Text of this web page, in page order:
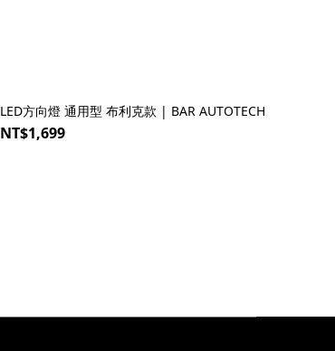
LED方向燈 通用型 布利克款 | BAR AUTOTECH
NT$1,699